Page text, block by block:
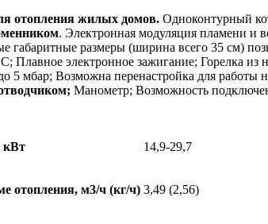
отопления жилых домов. Одноконтурный
. Электронная модуляция пламени и
размеры (ширина всего 35 см)
Плавное электронное зажигание; Горелка
5 мбар; Возможна перенастройка для
Манометр; Возможность
кВт 14,9-29,7
отопления, м3/ч (кг/ч) 3,49 (2,56)